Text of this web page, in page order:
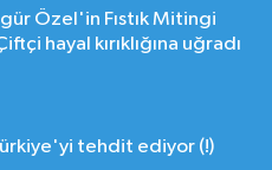
Özel'in Fıstık Mitingi
hayal kırıklığına uğradı
tehdit ediyor (!)